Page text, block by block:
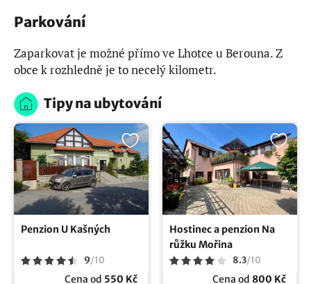
Parkování
Zaparkovat je možné přímo ve Lhotce u Berouna. Z
obce k rozhledně je to necelý kilometr.
Tipy na ubytování
Penzion U Kašných
9/10
Cena od 550 Kč
Hostinec a penzion Na
růžku Mořina
8.3/10
Cena od 800 Kč